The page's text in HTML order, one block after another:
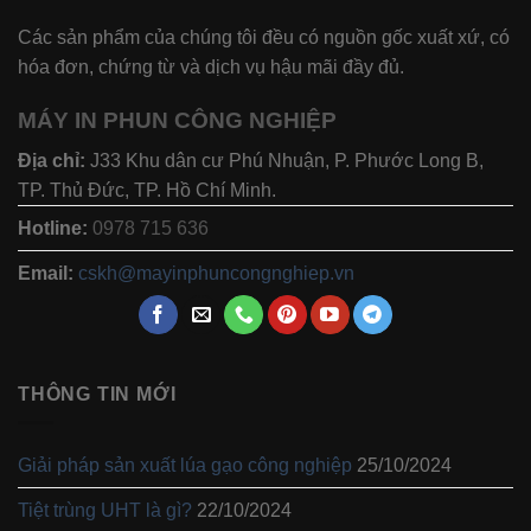
Các sản phẩm của chúng tôi đều có nguồn gốc xuất xứ, có
hóa đơn, chứng từ và dịch vụ hậu mãi đầy đủ.
MÁY IN PHUN CÔNG NGHIỆP
Địa chỉ: J33 Khu dân cư Phú Nhuận, P. Phước Long B,
TP. Thủ Đức, TP. Hồ Chí Minh.
Hotline: 0978 715 636
Email: cskh@mayinphuncongnghiep.vn
THÔNG TIN MỚI
Giải pháp sản xuất lúa gạo công nghiệp 25/10/2024
Tiệt trùng UHT là gì? 22/10/2024